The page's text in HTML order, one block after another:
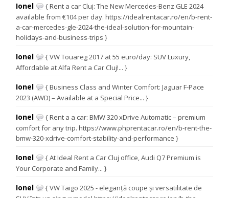
Ionel
{ Rent a car Cluj: The New Mercedes-Benz GLE 2024
available from €104 per day. https://idealrentacar.ro/en/b-rent-
a-car-mercedes-gle-2024-the-ideal-solution-for-mountain-
holidays-and-business-trips }
Ionel
{ VW Touareg 2017 at 55 euro/day: SUV Luxury,
Affordable at Alfa Rent a Car Cluj!... }
Ionel
{ Business Class and Winter Comfort: Jaguar F-Pace
2023 (AWD) – Available at a Special Price... }
Ionel
{ Rent a a car: BMW 320 xDrive Automatic – premium
comfort for any trip. https://www.phprentacar.ro/en/b-rent-the-
bmw-320-xdrive-comfort-stability-and-performance }
Ionel
{ At Ideal Rent a Car Cluj office, Audi Q7 Premium is
Your Corporate and Family... }
Ionel
{ VW Taigo 2025 - eleganță coupe și versatilitate de